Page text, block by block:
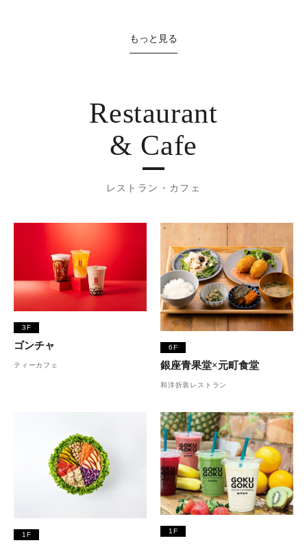
もっと見る
Restaurant
& Cafe
レストラン・カフェ
3F
ゴンチャ
ティーカフェ
6F
銀座青果堂×元町食堂
和洋折衷レストラン
1F 1F